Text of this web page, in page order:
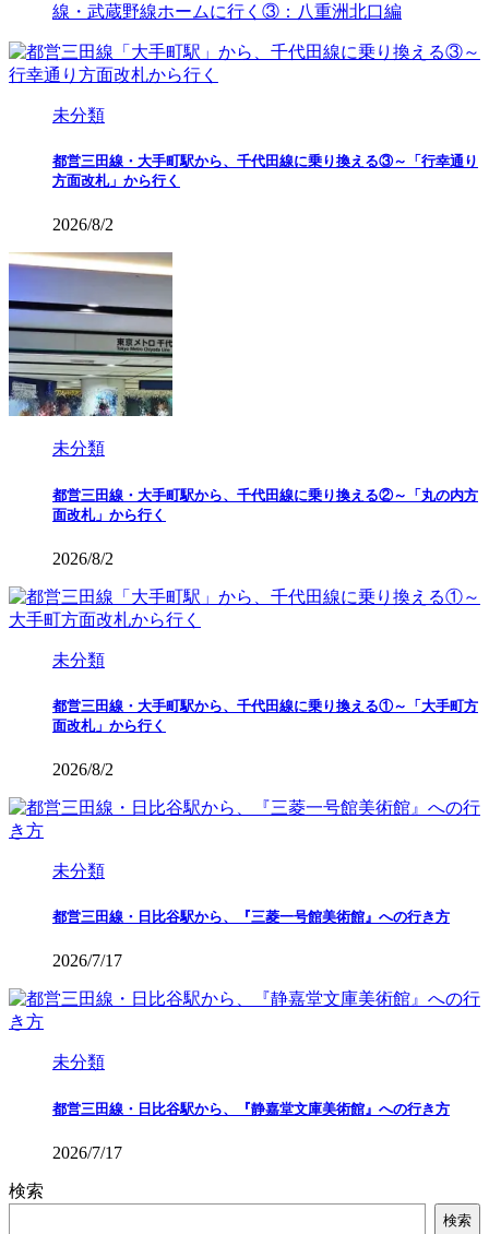
線・武蔵野線ホームに行く③：八重洲北口編
未分類
都営三田線・大手町駅から、千代田線に乗り換える③～「行幸通り
方面改札」から行く
2026/8/2
未分類
都営三田線・大手町駅から、千代田線に乗り換える②～「丸の内方
面改札」から行く
2026/8/2
未分類
都営三田線・大手町駅から、千代田線に乗り換える①～「大手町方
面改札」から行く
2026/8/2
未分類
都営三田線・日比谷駅から、『三菱一号館美術館』への行き方
2026/7/17
未分類
都営三田線・日比谷駅から、『静嘉堂文庫美術館』への行き方
2026/7/17
検索
検索